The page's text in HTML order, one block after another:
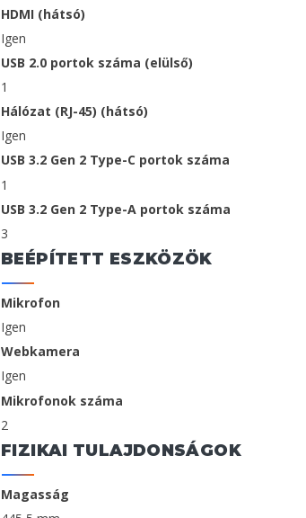
HDMI (hátsó)
Igen
USB 2.0 portok száma (elülső)
1
Hálózat (RJ-45) (hátsó)
Igen
USB 3.2 Gen 2 Type-C portok száma
1
USB 3.2 Gen 2 Type-A portok száma
3
BEÉPÍTETT ESZKÖZÖK
Mikrofon
Igen
Webkamera
Igen
Mikrofonok száma
2
FIZIKAI TULAJDONSÁGOK
Magasság